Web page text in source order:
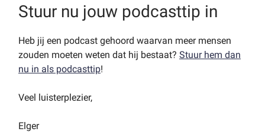
Stuur nu jouw podcasttip in
Heb jij een podcast gehoord waarvan meer mensen
zouden moeten weten dat hij bestaat? Stuur hem dan
nu in als podcasttip!
Veel luisterplezier,
Elger